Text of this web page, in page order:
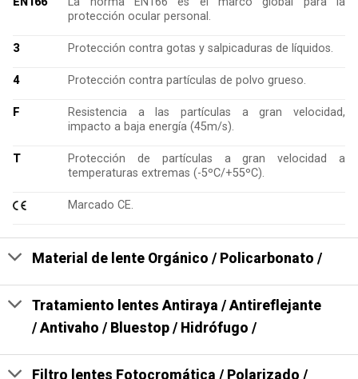
protección ocular personal.
3 Protección contra gotas y salpicaduras de líquidos.
4 Protección contra partículas de polvo grueso.
F
Resistencia a las partículas a gran velocidad,
impacto a baja energía (45m/s).
T
Protección de partículas a gran velocidad a
temperaturas extremas (-5ºC/+55ºC).
Marcado CE.
Material de lente Orgánico / Policarbonato /
Tratamiento lentes Antiraya / Antireflejante
/ Antivaho / Bluestop / Hidrófugo /
Filtro lentes Fotocromática / Polarizado /